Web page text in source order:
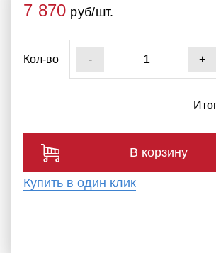
7 870 руб/шт.
Кол-во - +
В корзину
Купить в один клик